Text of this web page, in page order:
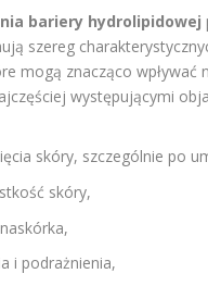
bariery hydrolipidowej
szereg
mogą znacząco wpływać
występującymi
skóry, szczególnie po
skóry,
i podrażnienia,